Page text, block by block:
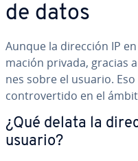
de datos
Aunque la dirección IP
ma­ción privada, gracias
nes sobre el usuario.
co­n­tro­ve­r­ti­do en el
¿Qué delata la
usuario?